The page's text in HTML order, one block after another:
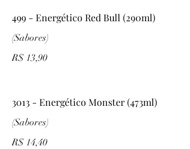
499 - Energético Red Bull (290ml)
(Sabores)
R$ 13,90
3013 - Energético Monster (473ml)
(Sabores)
R$ 14,40